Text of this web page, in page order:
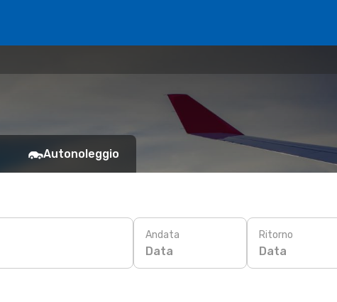
Autonoleggio
Andata
Data
Ritorno
Data